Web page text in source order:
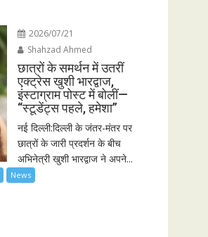
2026/07/21
Shahzad Ahmed
छात्रों के समर्थन में उतरीं
एक्ट्रेस खुशी भारद्वाज,
इंस्टाग्राम पोस्ट में बोलीं—
“स्टूडेंट्स पहले, हमेशा”
नई दिल्ली:दिल्ली के जंतर-मंतर पर
छात्रों के जारी प्रदर्शन के बीच
अभिनेत्री खुशी भारद्वाज ने अपने...
News